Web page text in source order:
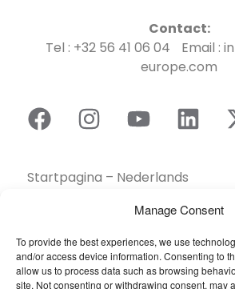
Manage Consent
To provide the best experiences, we use
and/or access device information. Consenting to
allow us to process data such as browsing
site. Not consenting or withdrawing consent, may
Contact:
Tel : +32 56 41 06 04 Email :
europe.com
Startpagina – Nederlands
Collectie
Duurzaamheid